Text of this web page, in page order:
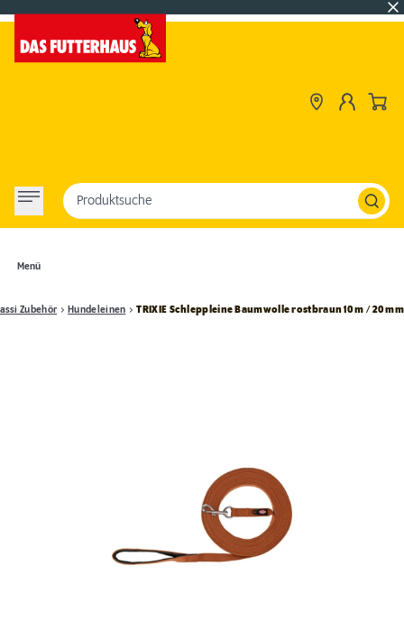
Menü
Produktsuche
Zubehör Hundeleinen TRIXIE Schleppleine Baumwolle rostbraun 10 m / 20 mm